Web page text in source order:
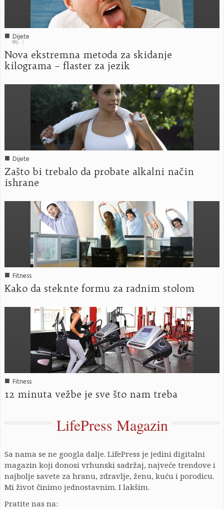
■ Dijete
1
Nova ekstremna metoda za skidanje
kilograma – flaster za jezik
■ Dijete
Zašto bi trebalo da probate alkalni način
ishrane
■ Fitness
Kako da steknte formu za radnim stolom
■ Fitness
12 minuta vežbe je sve što nam treba
LifePress Magazin
Sa nama se ne googla dalje. LifePress je jedini digitalni
magazin koji donosi vrhunski sadržaj, najveće trendove i
najbolje savete za hranu, zdravlje, ženu, kuću i porodicu.
Mi život činimo jednostavnim. I lakšim.
Pratite nas na: